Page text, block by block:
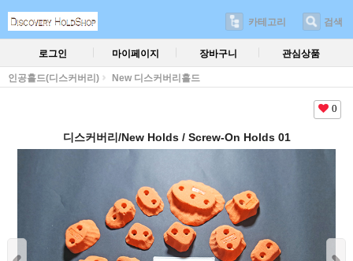
카테고리 검색
로그인 마이페이지 장바구니 관심상품
인공홀드(디스커버리) New 디스커버리홀드
0
디스커버리/New Holds / Screw-On Holds 01